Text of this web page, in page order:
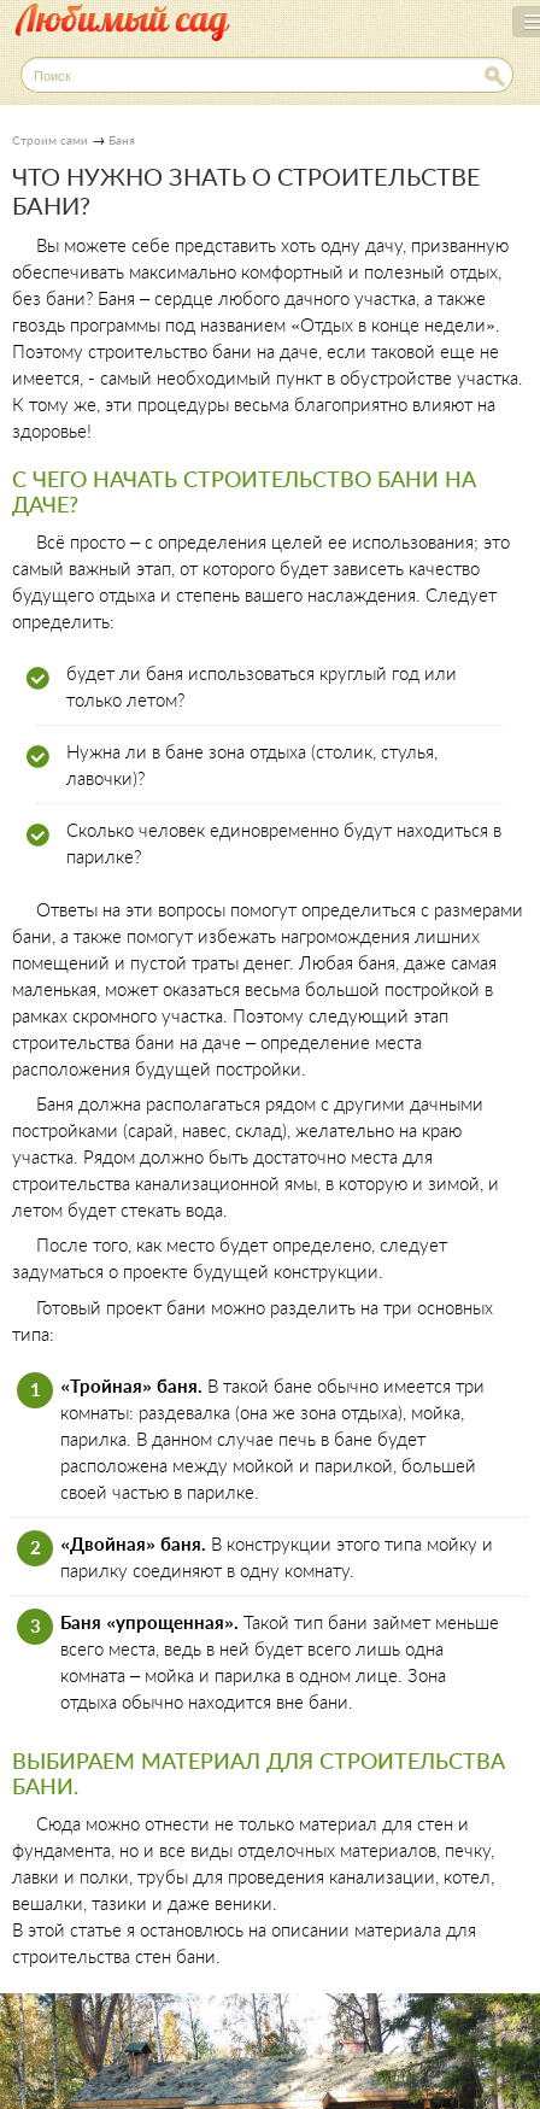
Перейти
к
содержанию
П
о
и
к
Строим сами → Баня
ЧТО НУЖНО ЗНАТЬ О СТРОИТЕЛЬСТВЕ
БАНИ?
Вы можете себе представить хоть одну дачу, призванную
обеспечивать максимально комфортный и полезный отдых,
без бани? Баня – сердце любого дачного участка, а также
гвоздь программы под названием «Отдых в конце недели».
Поэтому строительство бани на даче, если таковой еще не
имеется, - самый необходимый пункт в обустройстве участка.
К тому же, эти процедуры весьма благоприятно влияют на
здоровье!
С ЧЕГО НАЧАТЬ СТРОИТЕЛЬСТВО БАНИ НА
ДАЧЕ?
Всё просто – с определения целей ее использования; это
самый важный этап, от которого будет зависеть качество
будущего отдыха и степень вашего наслаждения. Следует
определить:
будет ли баня использоваться круглый год или
только летом?
Нужна ли в бане зона отдыха (столик, стулья,
лавочки)?
Сколько человек единовременно будут находиться в
парилке?
Ответы на эти вопросы помогут определиться с размерами
бани, а также помогут избежать нагромождения лишних
помещений и пустой траты денег. Любая баня, даже самая
маленькая, может оказаться весьма большой постройкой в
рамках скромного участка. Поэтому следующий этап
строительства бани на даче – определение места
расположения будущей постройки.
Баня должна располагаться рядом с другими дачными
постройками (сарай, навес, склад), желательно на краю
участка. Рядом должно быть достаточно места для
строительства канализационной ямы, в которую и зимой, и
летом будет стекать вода.
После того, как место будет определено, следует
задуматься о проекте будущей конструкции.
Готовый проект бани можно разделить на три основных
типа:
«Тройная» баня. В такой бане обычно имеется три
комнаты: раздевалка (она же зона отдыха), мойка,
парилка. В данном случае печь в бане будет
расположена между мойкой и парилкой, большей
своей частью в парилке.
«Двойная» баня. В конструкции этого типа мойку и
парилку соединяют в одну комнату.
Баня «упрощенная». Такой тип бани займет меньше
всего места, ведь в ней будет всего лишь одна
комната – мойка и парилка в одном лице. Зона
отдыха обычно находится вне бани.
ВЫБИРАЕМ МАТЕРИАЛ ДЛЯ СТРОИТЕЛЬСТВА
БАНИ.
Сюда можно отнести не только материал для стен и
фундамента, но и все виды отделочных материалов, печку,
лавки и полки, трубы для проведения канализации, котел,
вешалки, тазики и даже веники.
В этой статье я остановлюсь на описании материала для
строительства стен бани.